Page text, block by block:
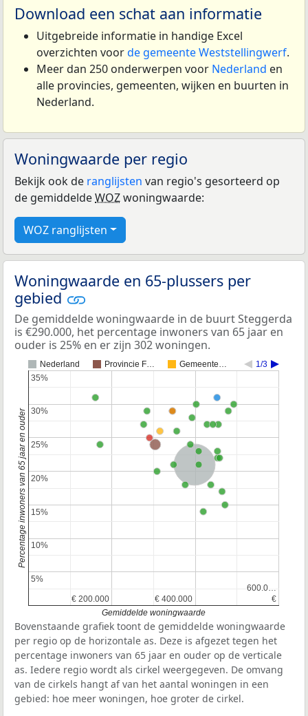
Download een schat aan informatie
Uitgebreide informatie in handige Excel
overzichten voorde gemeente Weststellingwerf.
Meer dan 250 onderwerpen voor Nederland en
alle provincies, gemeenten, wijken en buurten in
Nederland.
Woningwaarde per regio
Bekijk ook de ranglijsten van regio's gesorteerd op
de gemiddeldeWOZwoningwaarde:
WOZ ranglijsten
Woningwaarde en 65-plussers per
gebied
De gemiddelde woningwaarde in de buurt Steggerda
is €290.000, het percentage inwoners van 65 jaar en
ouder is 25% en er zijn 302 woningen.
Nederland Provincie F… Gemeente… 1/3
Nederland
€ 200.000
€ 200.000 € 400.000
€ 400.000 €
€
600.0…
600.0…
5%
5%
10%
10%
15%
15%
20%
20%
25%
25%
30%
30%
35%
35%
Gemiddelde woningwaarde
Percentage inwoners van 65 jaar en ouder
Bovenstaande grafiek toont de gemiddelde woningwaarde
per regio op de horizontale as. Deze is afgezet tegen het
percentage inwoners van 65 jaar en ouder op de verticale
as. Iedere regio wordt als cirkel weergegeven. De omvang
van de cirkels hangt af van het aantal woningen in een
gebied: hoe meer woningen, hoe groter de cirkel.